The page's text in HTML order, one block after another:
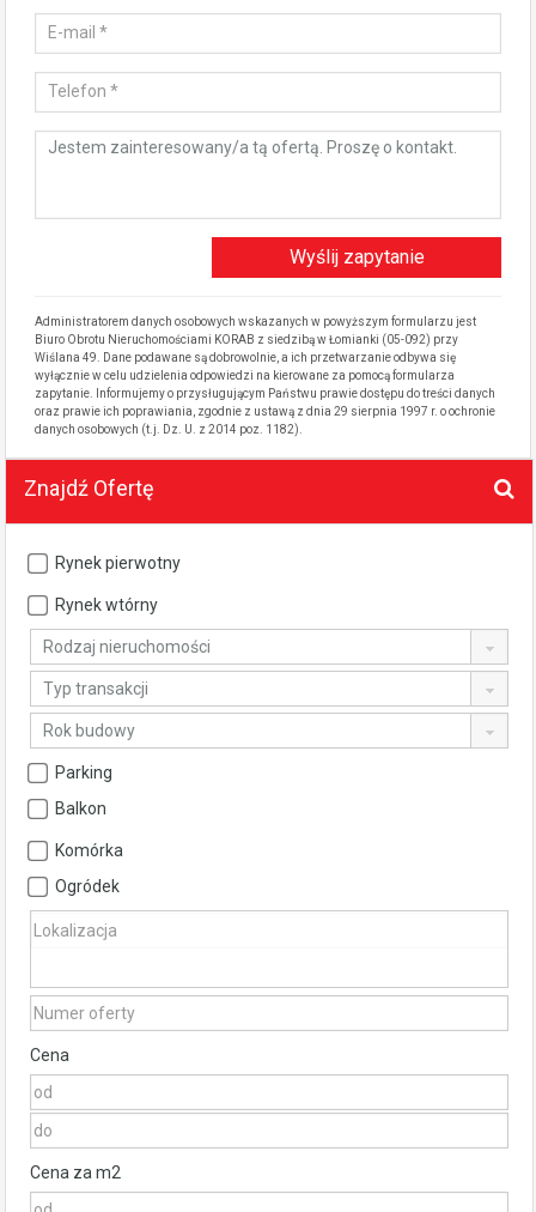
Administratorem danych osobowych wskazanych w powyższym formularzu jest
Biuro Obrotu Nieruchomościami KORAB z siedzibą w Łomianki (05-092) przy
Wiślana 49. Dane podawane są dobrowolnie, a ich przetwarzanie odbywa się
wyłącznie w celu udzielenia odpowiedzi na kierowane za pomocą formularza
zapytanie. Informujemy o przysługującym Państwu prawie dostępu do treści danych
oraz prawie ich poprawiania, zgodnie z ustawą z dnia 29 sierpnia 1997 r. o ochronie
danych osobowych (t.j. Dz. U. z 2014 poz. 1182).
Znajdź Ofertę
Rynek pierwotny
Rynek wtórny
Rodzaj nieruchomości
Typ transakcji
Rok budowy
Parking
Balkon
Komórka
Ogródek
Cena
Cena za m2